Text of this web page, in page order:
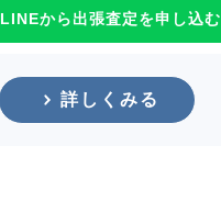
LINEから出張査定を申し込む
詳しくみる